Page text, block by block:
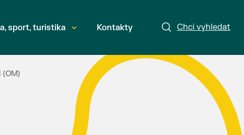
Chci vyhledat
sport, turistika Kontakty
(OM)